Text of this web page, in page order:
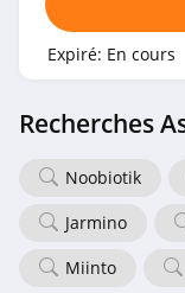
Expiré: En cours
Recherches
Noobiotik
Jarmino
Miinto